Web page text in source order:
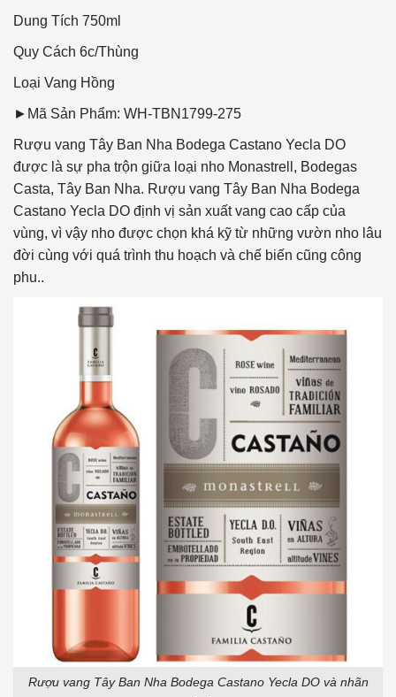
Dung Tích 750ml
Quy Cách 6c/Thùng
Loại Vang Hồng
►Mã Sản Phẩm: WH-TBN1799-275
Rượu vang Tây Ban Nha Bodega Castano Yecla DO
được là sự pha trộn giữa loại nho Monastrell, Bodegas
Casta, Tây Ban Nha. Rượu vang Tây Ban Nha Bodega
Castano Yecla DO định vị sản xuất vang cao cấp của
vùng, vì vậy nho được chọn khá kỹ từ những vườn nho lâu
đời cùng với quá trình thu hoạch và chế biến cũng công
phu..
Rượu vang Tây Ban Nha Bodega Castano Yecla DO và nhãn